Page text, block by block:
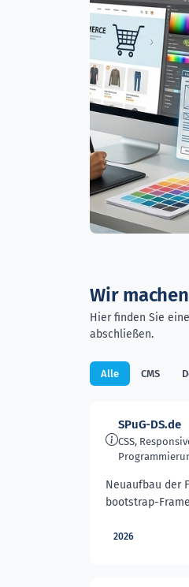
Wir
Hier finden Sie
abschließen.
Alle CMS
SPuG-DS.de
CSS,
Neuaufbau der
bootstrap-
2026